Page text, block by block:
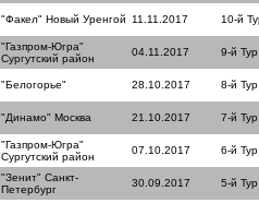
"Факел" Новый Уренгой 11.11.2017 10-й
"Газпром-Югра"
Сургутский район
04.11.2017 9-й Тур
"Белогорье" 28.10.2017 8-й Тур
"Динамо" Москва 21.10.2017 7-й Тур
"Газпром-Югра"
Сургутский район
07.10.2017 6-й Тур
"Зенит" Санкт-
Петербург
30.09.2017 5-й Тур